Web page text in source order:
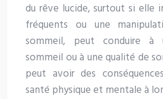
du rêve lucide, surtout si elle
fréquents ou une
sommeil, peut conduire à
sommeil ou à une qualité de
peut avoir des
santé physique et mentale à